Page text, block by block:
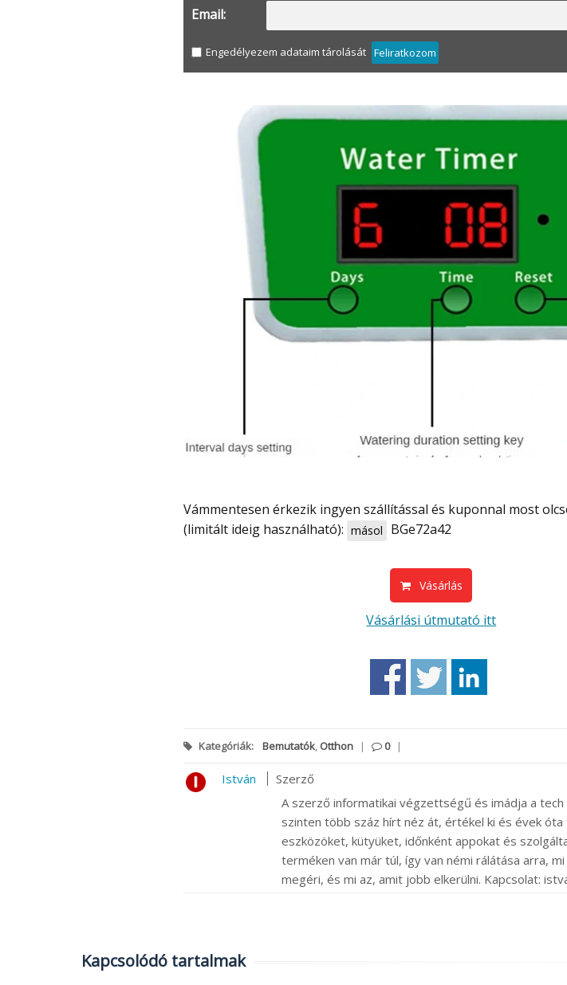
Email:
Engedélyezem adataim tárolását Feliratkozom
Vámmentesen érkezik ingyen szállítással és kuponnal most olcsó, csak 5800 Ft
(limitált ideig használható): másol BGe72a42
Vásárlás
Vásárlási útmutató itt
Kategóriák: Bemutatók, Otthon | 0 |
István
Szerző
A szerző informatikai végzettségű és imádja a tech
szinten több száz hírt néz át, értékel ki és évek
eszközöket, kütyüket, időnként appokat és
terméken van már túl, így van némi rálátása arra,
megéri, és mi az, amit jobb elkerülni. Kapcsolat:
Kapcsolódó tartalmak